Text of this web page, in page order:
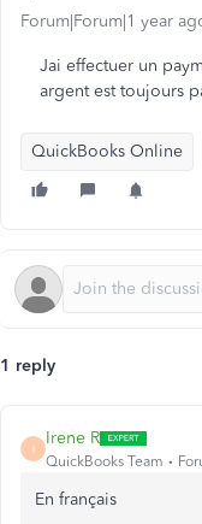
Forum|Forum|1 year
Jai effectuer un
argent est toujours
QuickBooks Online
1 reply
I
Irene R
QuickBooks Team
En français